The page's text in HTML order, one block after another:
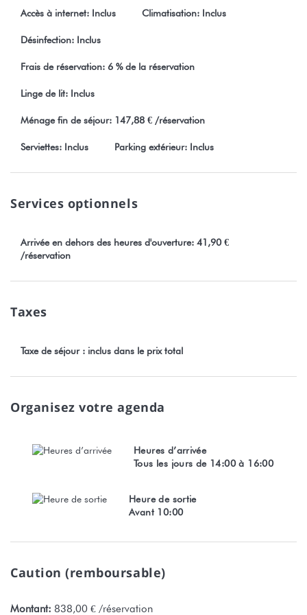
Accès à internet: Inclus Climatisation: Inclus
Désinfection: Inclus
Frais de réservation: 6 % de la réservation
Linge de lit: Inclus
Ménage fin de séjour: 147,88 € /réservation
Serviettes: Inclus Parking extérieur: Inclus
Services optionnels
Arrivée en dehors des heures d'ouverture: 41,90 €
/réservation
Taxes
Taxe de séjour : inclus dans le prix total
Organisez votre agenda
Heures d’arrivée
Tous les jours de 14:00 à 16:00
Heure de sortie
Avant 10:00
Caution (remboursable)
Montant: 838,00 € /réservation